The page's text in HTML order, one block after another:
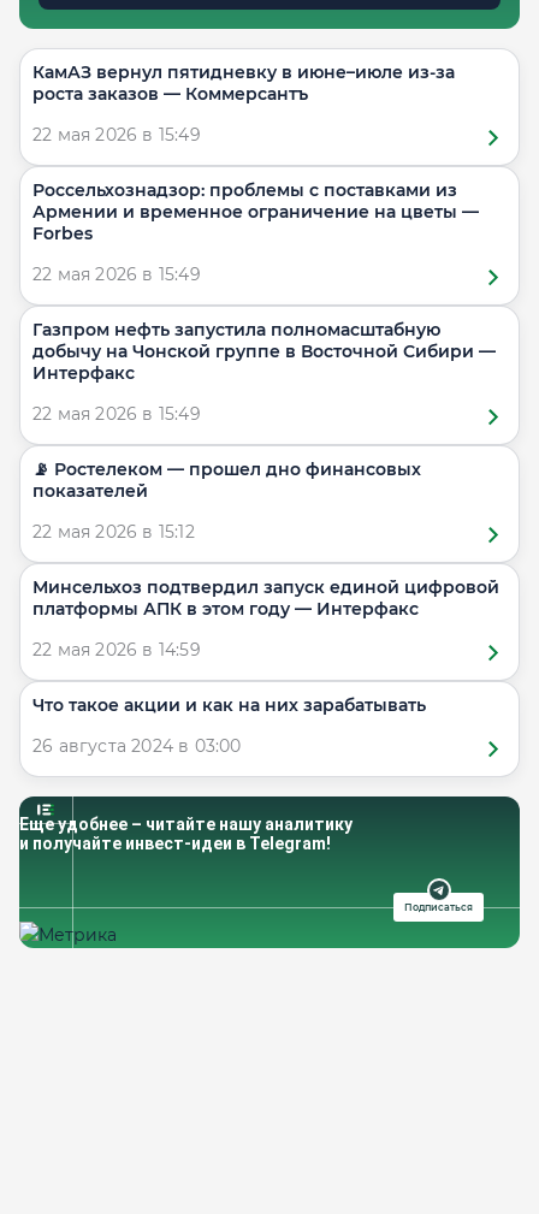
КамАЗ вернул пятидневку в июне–июле из-за
роста заказов — Коммерсантъ
22 мая 2026 в 15:49
Россельхознадзор: проблемы с поставками из
Армении и временное ограничение на цветы —
Forbes
22 мая 2026 в 15:49
Газпром нефть запустила полномасштабную
добычу на Чонской группе в Восточной Сибири —
Интерфакс
22 мая 2026 в 15:49
📡 Ростелеком — прошел дно финансовых
показателей
22 мая 2026 в 15:12
Минсельхоз подтвердил запуск единой цифровой
платформы АПК в этом году — Интерфакс
22 мая 2026 в 14:59
Что такое акции и как на них зарабатывать
26 августа 2024 в 03:00
Еще удобнее – читайте нашу аналитику
и получайте инвест-идеи в Telegram!
Подписаться